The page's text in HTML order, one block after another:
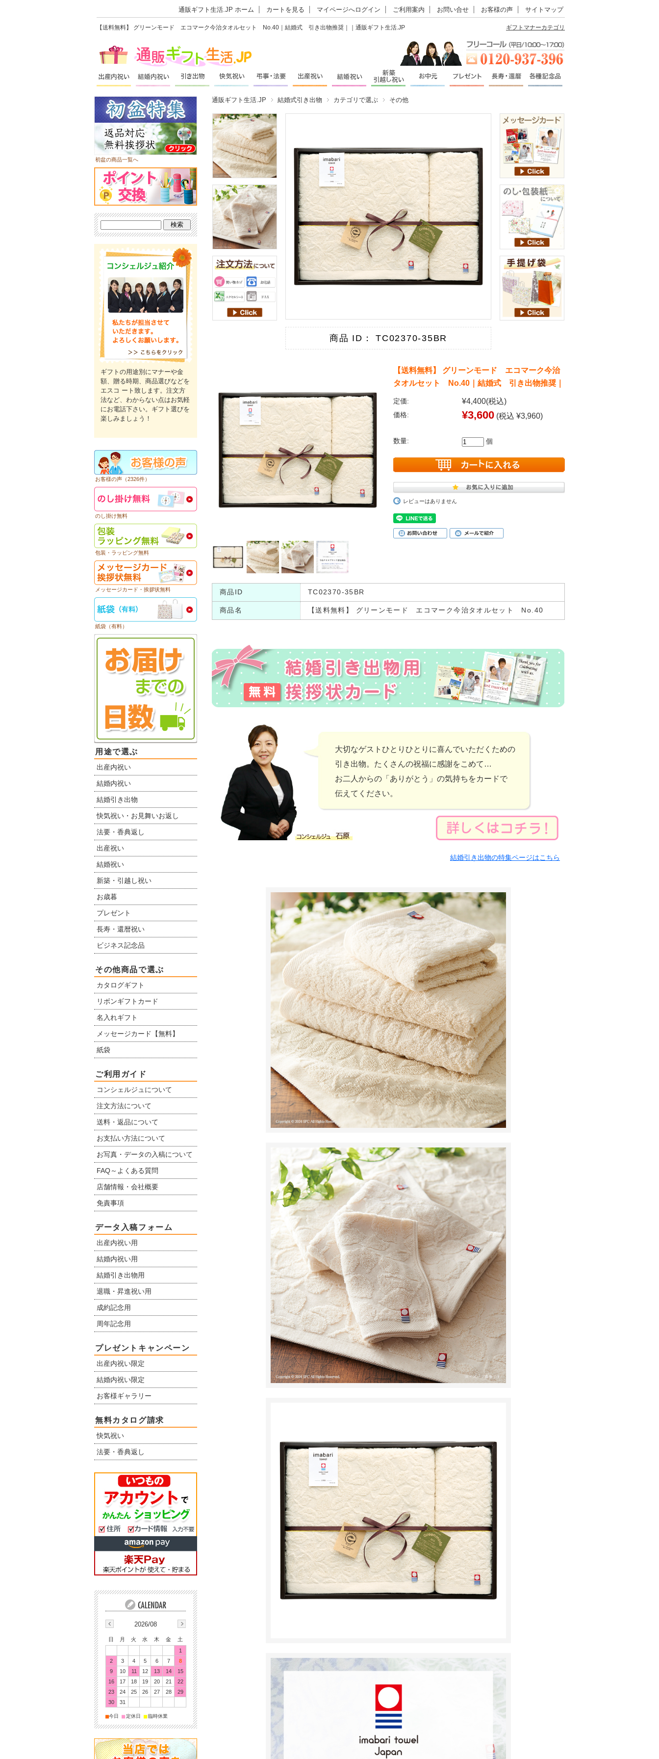
通販ギフト生活.JP ホーム カートを見る マイページへログイン ご利用案内 お問い合せ お客様の声 サイトマップ
【送料無料】 グリーンモード エコマーク今治タオルセット No.40｜結婚式 引き出物推奨｜｜通販ギフト生活.JP ギフトマナーカテゴリ
通販ギフト生活.JP 結婚式引き出物 カテゴリで選ぶ その他
商品 ID： TC02370-35BR
【送料無料】 グリーンモード エコマーク今治
タオルセット No.40｜結婚式 引き出物推奨｜
定価: ¥4,400(税込)
価格: ¥3,600 (税込 ¥3,960)
数量: 個
レビューはありません
商品ID TC02370-35BR
商品名 【送料無料】 グリーンモード エコマーク今治タオルセット No.40
大切なゲストひとりひとりに喜んでいただくための
引き出物。たくさんの祝福に感謝をこめて…
お二人からの「ありがとう」の気持ちをカードで
伝えてください。
結婚引き出物の特集ページはこちら
初盆の商品一覧へ
ギフトの用途別にマナーや金
額、贈る時期、商品選びなどを
エスコ ート致します。注文方
法など、わからない点はお気軽
にお電話下さい。ギフト選びを
楽しみましょう！
お客様の声（2326件）
のし掛け無料
包装・ラッピング無料
メッセージカード・挨拶状無料
紙袋（有料）
用途で選ぶ
出産内祝い
結婚内祝い
結婚引き出物
快気祝い・お見舞いお返し
法要・香典返し
出産祝い
結婚祝い
新築・引越し祝い
お歳暮
プレゼント
長寿・還暦祝い
ビジネス記念品
その他商品で選ぶ
カタログギフト
リボンギフトカード
名入れギフト
メッセージカード【無料】
紙袋
ご利用ガイド
コンシェルジュについて
注文方法について
送料・返品について
お支払い方法について
お写真・データの入稿について
FAQ～よくある質問
店舗情報・会社概要
免責事項
データ入稿フォーム
出産内祝い用
結婚内祝い用
結婚引き出物用
退職・昇進祝い用
成約記念用
周年記念用
プレゼントキャンペーン
出産内祝い限定
結婚内祝い限定
お客様ギャラリー
無料カタログ請求
快気祝い
法要・香典返し
2026/08
日 月 火 水 木 金
土
1
2
3 4 5 6 7
8
9
10 11 12 13 14
15
16
17 18 19 20 21
22
23
24 25 26 27 28
29
30
31
■今日 ■定休日 ■臨時休業